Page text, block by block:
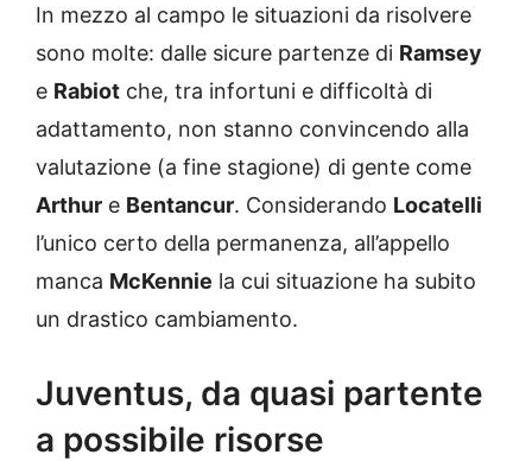
In mezzo al campo le situazioni da risolvere
sono molte: dalle sicure partenze di Ramsey
e Rabiot che, tra infortuni e difficoltà di
adattamento, non stanno convincendo alla
valutazione (a fine stagione) di gente come
Arthur e Bentancur. Considerando Locatelli
l’unico certo della permanenza, all’appello
manca McKennie la cui situazione ha subito
un drastico cambiamento.
Juventus, da quasi partente
a possibile risorse